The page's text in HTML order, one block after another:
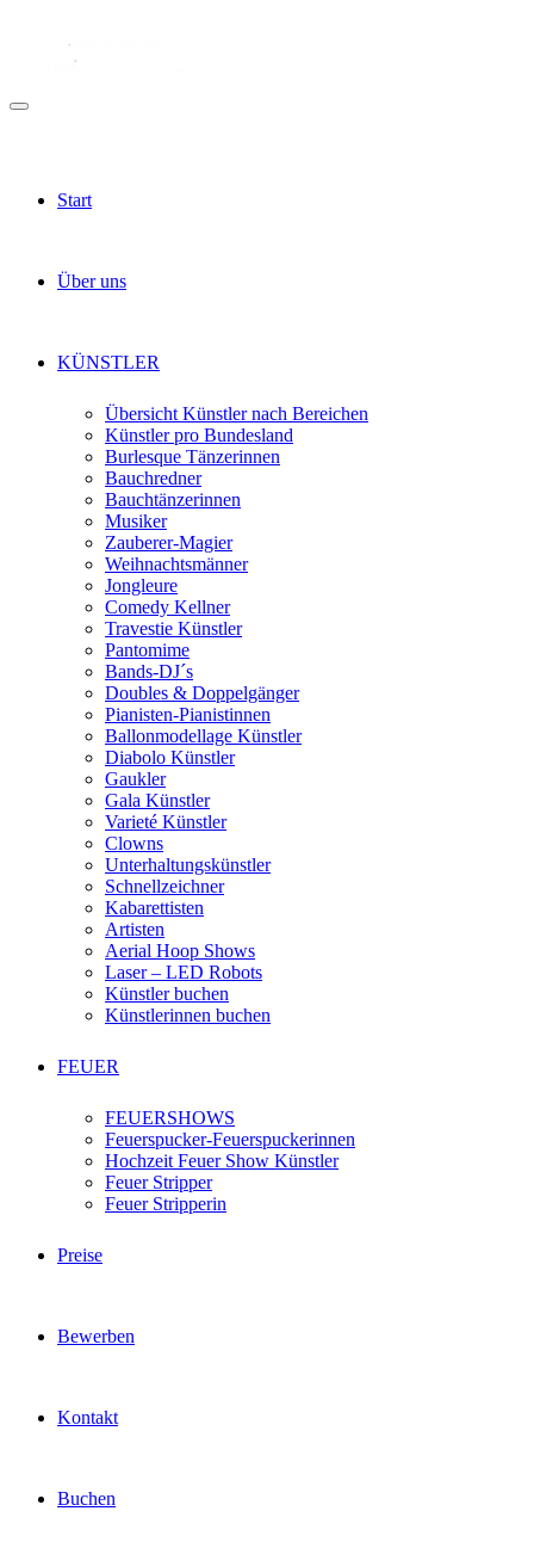
Start
Über uns
KÜNSTLER
Übersicht Künstler nach Bereichen
Künstler pro Bundesland
Burlesque Tänzerinnen
Bauchredner
Bauchtänzerinnen
Musiker
Zauberer-Magier
Weihnachtsmänner
Jongleure
Comedy Kellner
Travestie Künstler
Pantomime
Bands-DJ´s
Doubles & Doppelgänger
Pianisten-Pianistinnen
Ballonmodellage Künstler
Diabolo Künstler
Gaukler
Gala Künstler
Varieté Künstler
Clowns
Unterhaltungskünstler
Schnellzeichner
Kabarettisten
Artisten
Aerial Hoop Shows
Laser – LED Robots
Künstler buchen
Künstlerinnen buchen
FEUER
FEUERSHOWS
Feuerspucker-Feuerspuckerinnen
Hochzeit Feuer Show Künstler
Feuer Stripper
Feuer Stripperin
Preise
Bewerben
Kontakt
Buchen